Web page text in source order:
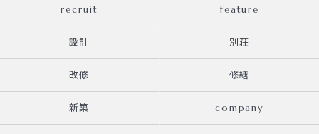
recruit feature
設計 別荘
改修 修繕
新築 company